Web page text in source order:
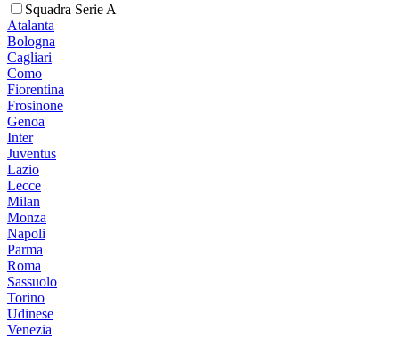
Squadra Serie A
Atalanta
Bologna
Cagliari
Como
Fiorentina
Frosinone
Genoa
Inter
Juventus
Lazio
Lecce
Milan
Monza
Napoli
Parma
Roma
Sassuolo
Torino
Udinese
Venezia